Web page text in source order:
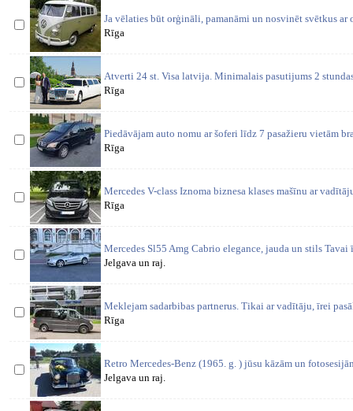
Ja vēlaties būt orģināli, pamanāmi un nosvinēt svētkus ar
Rīga
Atverti 24 st. Visa latvija. Minimalais pasutijums 2
Rīga
Piedāvājam auto nomu ar šoferi līdz 7 pasažieru vietām
Rīga
Mercedes V-class Iznoma biznesa klases mašīnu ar
Rīga
Mercedes Sl55 Amg Cabrio elegance, jauda un stils Tavai
Jelgava un raj.
Meklejam sadarbibas partnerus. Tikai ar vadītāju, īrei
Rīga
Retro Mercedes-Benz (1965. g. ) jūsu kāzām un
Jelgava un raj.